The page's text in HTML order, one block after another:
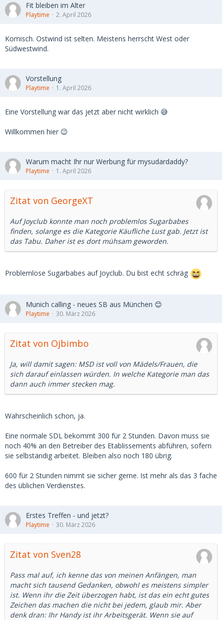
Fit bleiben im Alter
Playtime 2. April 2026
Komisch. Ostwind ist selten. Meistens herrscht West oder
Südwestwind.
Vorstellung
Playtime 1. April 2026
Eine Vorstellung war das jetzt aber nicht wirklich 😅
Willkommen hier 😉
Warum macht Ihr nur Werbung für mysudardaddy?
Playtime 1. April 2026
Zitat von GeorgeXT
Auf Joyclub konnte man noch problemlos Sugarbabes
finden, solange es die Kategorie Käufliche Lust gab. Jetzt ist
das Tabu. Daher ist es dort mühsam geworden.
Problemlose Sugarbabes auf Joyclub. Du bist echt schräg
Munich calling - neues SB aus München 😊
Playtime 30. März 2026
Zitat von Ojbimbo
Ja, will damit sagen: MSD ist voll von Mädels/Frauen, die
sich darauf einlassen würden. In welche Kategorie man das
dann auch immer stecken mag.
Wahrscheinlich schon, ja.
Eine normale SDL bekommt 300 für 2 Stunden. Davon muss sie
noch 40% an den Betreiber des Etablissements abführen, sofern
sie selbständig arbeitet. Bleiben also noch 180 übrig.
600 für 2 Stunden nimmt sie sicher gerne. Ist mehr als das 3 fache
des üblichen Verdienstes.
Erstes Treffen - und jetzt?
Playtime 30. März 2026
Zitat von Sven28
Pass mal auf, ich kenne das von meinen Anfängen, man
macht sich tausend Gedanken, obwohl es meistens simpler
ist. Wenn ihr die Zeit überzogen habt, ist das ein echt gutes
Zeichen das machen die nicht bei jedem, glaub mir. Aber
denk dran: Ihr Handy ist ihr Arbeitsgerät. Wenn sie auf